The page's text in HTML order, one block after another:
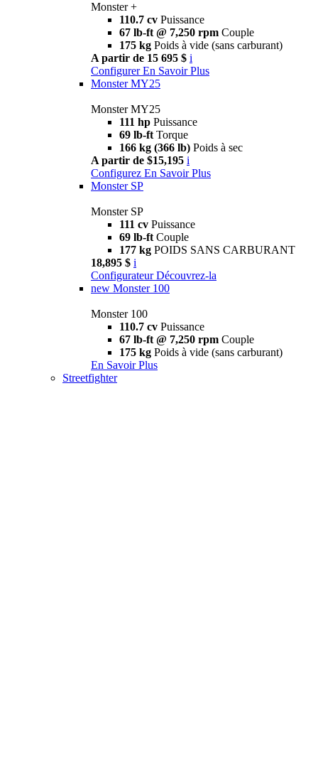
Monster +
110.7 cv Puissance
67 lb-ft @ 7,250 rpm Couple
175 kg Poids à vide (sans carburant)
A partir de 15 695 $ i
Configurer En Savoir Plus
Monster MY25
Monster MY25
111 hp Puissance
69 lb-ft Torque
166 kg (366 lb) Poids à sec
A partir de $15,195 i
Configurez En Savoir Plus
Monster SP
Monster SP
111 cv Puissance
69 lb-ft Couple
177 kg POIDS SANS CARBURANT
18,895 $ i
Configurateur Découvrez-la
new Monster 100
Monster 100
110.7 cv Puissance
67 lb-ft @ 7,250 rpm Couple
175 kg Poids à vide (sans carburant)
En Savoir Plus
Streetfighter